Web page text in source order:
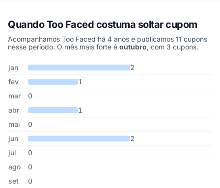
Quando Too Faced costuma soltar cupom
Acompanhamos Too Faced há 4 anos e publicamos 11 cupons
nesse período. O mês mais forte é outubro, com 3 cupons.
Cupons de Too Faced publicados por mês, somando os últimos 4
Mês Cupons publicadosDesconto médio
jan
2
fev
1
mar
0
abr
1
mai
0
jun
2
jul
0
ago
0
set
0